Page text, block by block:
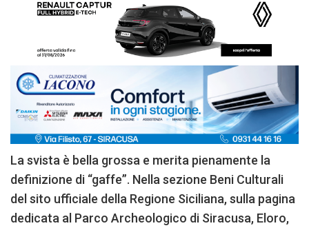
La svista è bella grossa e merita pienamente la
definizione di “gaffe”. Nella sezione Beni Culturali
del sito ufficiale della Regione Siciliana, sulla pagina
dedicata al Parco Archeologico di Siracusa, Eloro,